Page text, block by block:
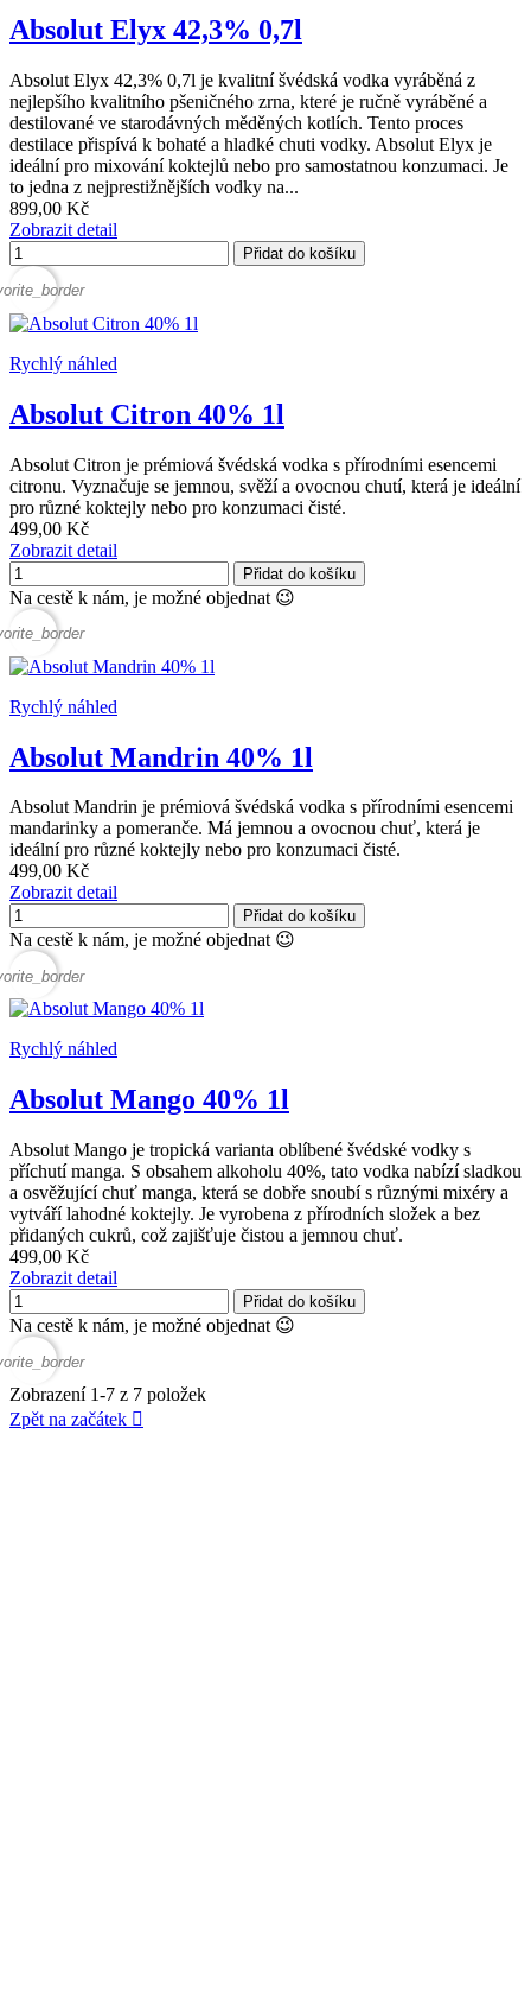
Absolut Elyx 42,3% 0,7l
Absolut Elyx 42,3% 0,7l je kvalitní švédská vodka vyráběná z
nejlepšího kvalitního pšeničného zrna, které je ručně vyráběné a
destilované ve starodávných měděných kotlích. Tento proces
destilace přispívá k bohaté a hladké chuti vodky. Absolut Elyx je
ideální pro mixování koktejlů nebo pro samostatnou konzumaci. Je
to jedna z nejprestižnějších vodky na...
899,00 Kč
Zobrazit detail
Přidat do košíku
Rychlý náhled
Absolut Citron 40% 1l
Absolut Citron je prémiová švédská vodka s přírodními esencemi
citronu. Vyznačuje se jemnou, svěží a ovocnou chutí, která je ideální
pro různé koktejly nebo pro konzumaci čisté.
499,00 Kč
Zobrazit detail
Přidat do košíku
Na cestě k nám, je možné objednat 😉
Rychlý náhled
Absolut Mandrin 40% 1l
Absolut Mandrin je prémiová švédská vodka s přírodními esencemi
mandarinky a pomeranče. Má jemnou a ovocnou chuť, která je
ideální pro různé koktejly nebo pro konzumaci čisté.
499,00 Kč
Zobrazit detail
Přidat do košíku
Na cestě k nám, je možné objednat 😉
Rychlý náhled
Absolut Mango 40% 1l
Absolut Mango je tropická varianta oblíbené švédské vodky s
příchutí manga. S obsahem alkoholu 40%, tato vodka nabízí sladkou
a osvěžující chuť manga, která se dobře snoubí s různými mixéry a
vytváří lahodné koktejly. Je vyrobena z přírodních složek a bez
přidaných cukrů, což zajišťuje čistou a jemnou chuť.
499,00 Kč
Zobrazit detail
Přidat do košíku
Na cestě k nám, je možné objednat 😉
Zobrazení 1-7 z 7 položek
Zpět na začátek 